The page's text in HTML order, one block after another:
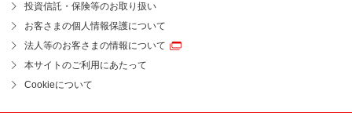
投資信託・保険等のお取り扱い
お客さまの個人情報保護について
法人等のお客さまの情報について
本サイトのご利用にあたって
Cookieについて